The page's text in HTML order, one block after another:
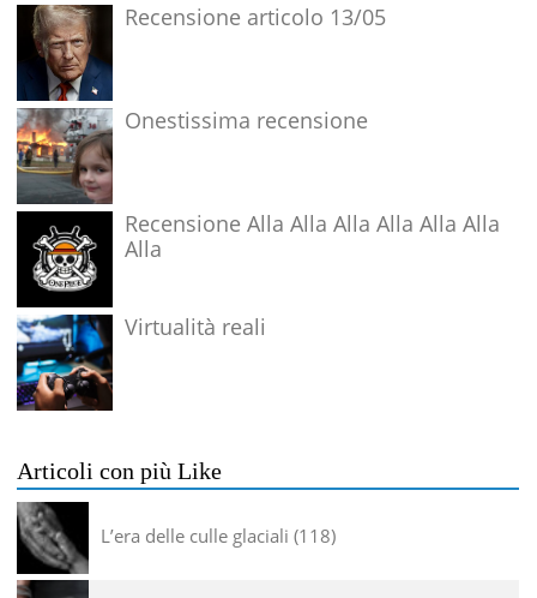
Recensione articolo 13/05
Onestissima recensione
Recensione Alla Alla Alla Alla Alla Alla
Alla
Virtualità reali
Articoli con più Like
L’era delle culle glaciali 118